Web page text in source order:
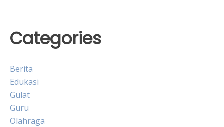
Categories
Berita
Edukasi
Gulat
Guru
Olahraga